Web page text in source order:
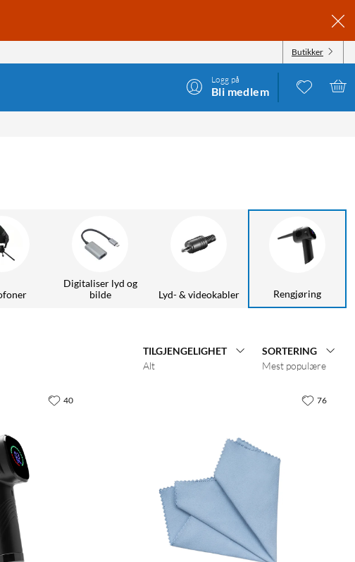
Butikker
Logg på
Bli medlem
Digitaliser lyd og
bilde
Lyd- & videokabler Rengjøring
TILGJENGELIGHET
Alt
SORTERING
Mest populære
40 76